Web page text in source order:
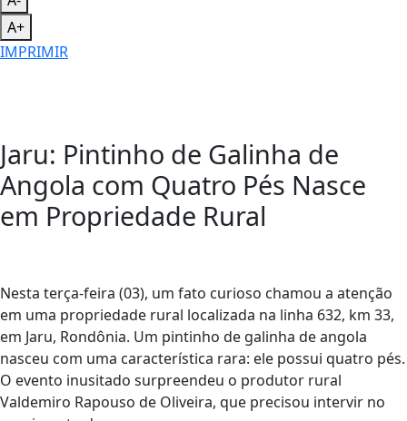
A+
IMPRIMIR
Jaru: Pintinho de Galinha de
Angola com Quatro Pés Nasce
em Propriedade Rural
Nesta terça-feira (03), um fato curioso chamou a atenção
em uma propriedade rural localizada na linha 632, km 33,
em Jaru, Rondônia. Um pintinho de galinha de angola
nasceu com uma característica rara: ele possui quatro pés.
O evento inusitado surpreendeu o produtor rural
Valdemiro Rapouso de Oliveira, que precisou intervir no